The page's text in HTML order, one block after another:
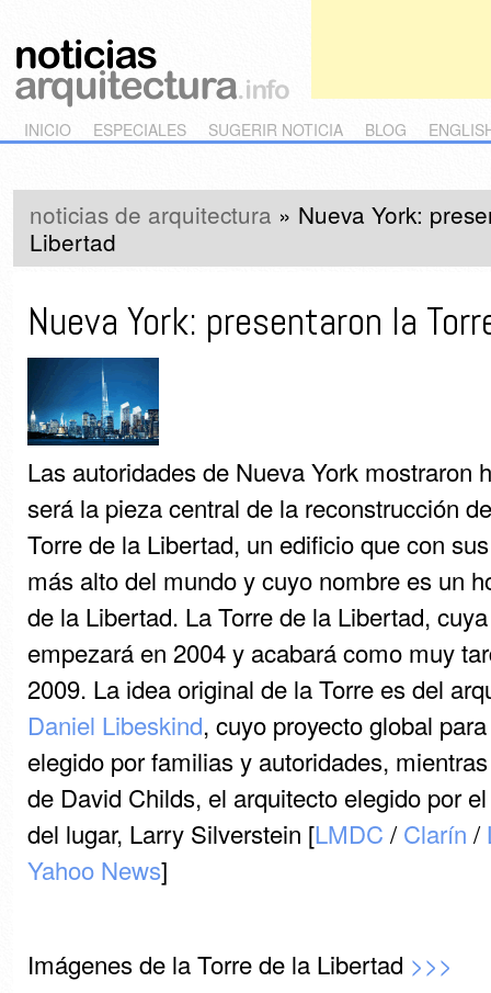
Main menu
Skip to primary content
Skip to secondary content
INICIO ESPECIALES SUGERIR NOTICIA BLOG
noticias de arquitectura » Nueva York:
Libertad
Nueva York: presentaron la
Las autoridades de Nueva York mostraron
será la pieza central de la reconstrucción
Torre de la Libertad, un edificio que con
más alto del mundo y cuyo nombre es un
de la Libertad. La Torre de la Libertad,
empezará en 2004 y acabará como muy
2009. La idea original de la Torre es del
Daniel Libeskind, cuyo proyecto global
elegido por familias y autoridades,
de David Childs, el arquitecto elegido por
del lugar, Larry Silverstein [LMDC /Clarín /
Yahoo News]
Imágenes de la Torre de la Libertad >>>